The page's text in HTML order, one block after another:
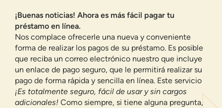
ACCESO
INSCRIBIRSE
Ofrecemos a los residentes de Nuevo México cuentas corrientes,
cuentas de ahorro, préstamos para automóviles, hipotecas, préstamos
personales, tarjetas de crédito y muchos otros productos y servicios
bancarios.
¡Buenas noticias! Ahora es más fácil pagar tu
préstamo en línea.
Nos complace ofrecerle una nueva y conveniente
forma de realizar los pagos de su préstamo. Es posible
que reciba un correo electrónico nuestro que incluye
un enlace de pago seguro, que le permitirá realizar su
pago de forma rápida y sencilla en línea. Este servicio
¡Es totalmente seguro, fácil de usar y sin cargos
adicionales! Como siempre, si tiene alguna pregunta,
Valoramos su privacidad.
Utilizamos cookies e
información digital para mejorar la navegación del sitio,